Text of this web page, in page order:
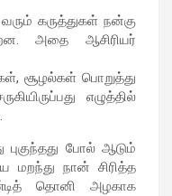
கருத்துகள் நன்கு
அதை ஆசிரியர்
சூழல்கள் பொறுத்து
எழுத்தில்
போல் ஆடும்
நான் சிரித்த
தொனி அழகாக